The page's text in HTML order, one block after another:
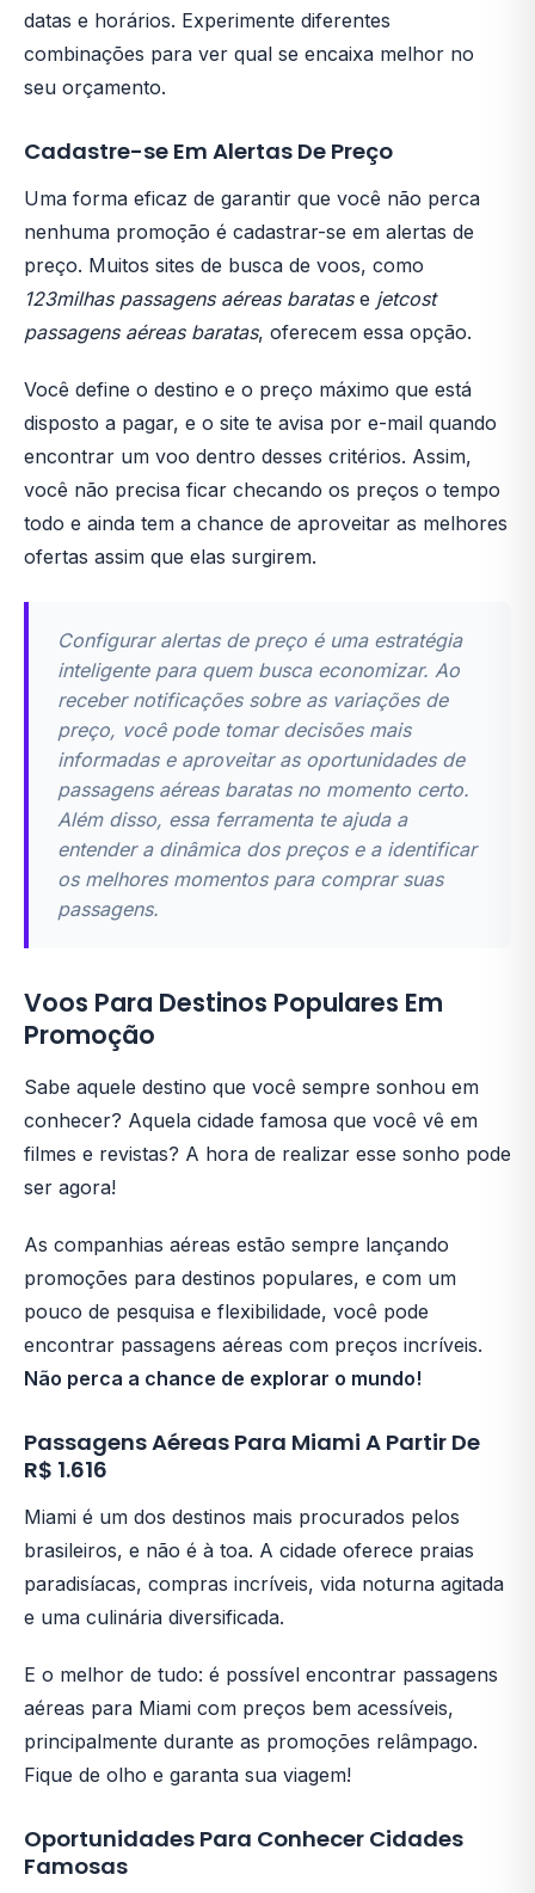
datas e horários. Experimente diferentes
combinações para ver qual se encaixa melhor no
seu orçamento.
Cadastre-se Em Alertas De Preço
Uma forma eficaz de garantir que você não perca
nenhuma promoção é cadastrar-se em alertas de
preço. Muitos sites de busca de voos, como
123milhas passagens aéreas baratase jetcost
passagens aéreas baratas, oferecem essa opção.
Você define o destino e o preço máximo que está
disposto a pagar, e o site te avisa por e-mail quando
encontrar um voo dentro desses critérios. Assim,
você não precisa ficar checando os preços o tempo
todo e ainda tem a chance de aproveitar as melhores
ofertas assim que elas surgirem.
Configurar alertas de preço é uma estratégia
inteligente para quem busca economizar. Ao
receber notificações sobre as variações de
preço, você pode tomar decisões mais
informadas e aproveitar as oportunidades de
passagens aéreas baratas no momento certo.
Além disso, essa ferramenta te ajuda a
entender a dinâmica dos preços e a identificar
os melhores momentos para comprar suas
passagens.
Voos Para Destinos Populares Em
Promoção
Sabe aquele destino que você sempre sonhou em
conhecer? Aquela cidade famosa que você vê em
filmes e revistas? A hora de realizar esse sonho pode
ser agora!
As companhias aéreas estão sempre lançando
promoções para destinos populares, e com um
pouco de pesquisa e flexibilidade, você pode
encontrar passagens aéreas com preços incríveis.
Não perca a chance de explorar o mundo!
Passagens Aéreas Para Miami A Partir De
R$ 1.616
Miami é um dos destinos mais procurados pelos
brasileiros, e não é à toa. A cidade oferece praias
paradisíacas, compras incríveis, vida noturna agitada
e uma culinária diversificada.
E o melhor de tudo: é possível encontrar passagens
aéreas para Miami com preços bem acessíveis,
principalmente durante as promoções relâmpago.
Fique de olho e garanta sua viagem!
Oportunidades Para Conhecer Cidades
Famosas